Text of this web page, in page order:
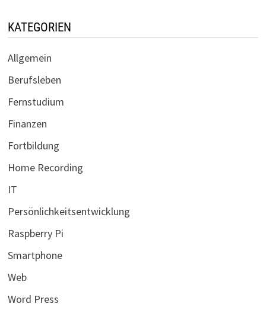
KATEGORIEN
Allgemein
Berufsleben
Fernstudium
Finanzen
Fortbildung
Home Recording
IT
Persönlichkeitsentwicklung
Raspberry Pi
Smartphone
Web
Word Press